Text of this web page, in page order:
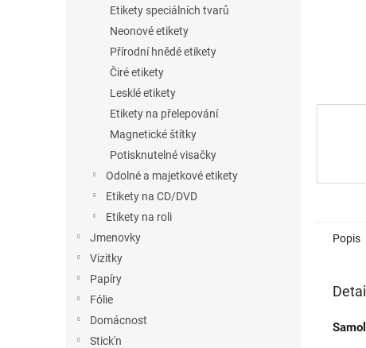
Etikety speciálních tvarů
Neonové etikety
Přírodní hnědé etikety
Čiré etikety
Lesklé etikety
Etikety na přelepování
Magnetické štítky
Potisknutelné visačky
Odolné a majetkové etikety
Etikety na CD/DVD
Etikety na roli
Jmenovky
Vizitky
Papíry
Fólie
Domácnost
Stick'n
Popis